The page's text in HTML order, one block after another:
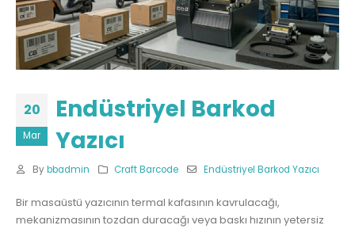
20
Mar
Endüstriyel Barkod
Yazıcı
By bbadmin Craft Barcode Endüstriyel Barkod Yazıcı
Bir masaüstü yazıcının termal kafasının kavrulacağı,
mekanizmasının tozdan duracağı veya baskı hızının yetersiz